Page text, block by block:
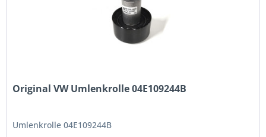
Original VW Umlenkrolle 04E109244B
Umlenkrolle 04E109244B